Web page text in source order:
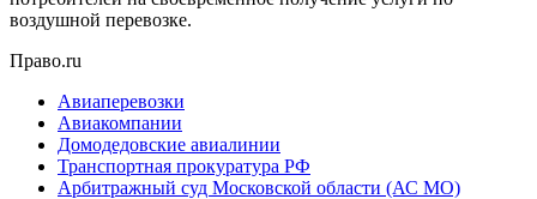
воздушной перевозке.
Право.ru
Авиаперевозки
Авиакомпании
Домодедовские авиалинии
Транспортная прокуратура РФ
Арбитражный суд Московской области (АС МО)